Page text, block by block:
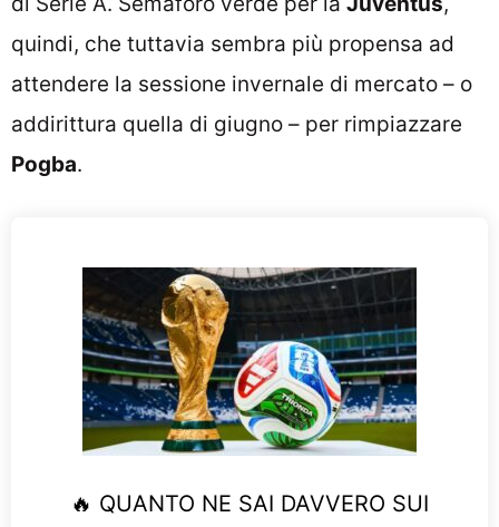
quindi, che tuttavia sembra più propensa ad
attendere la sessione invernale di mercato – o
addirittura quella di giugno – per rimpiazzare
Pogba.
🔥 QUANTO NE SAI DAVVERO SUI